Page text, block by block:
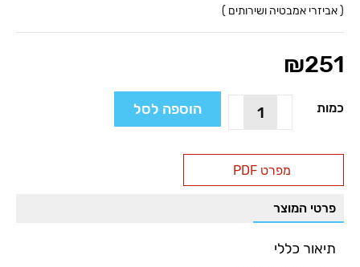
( אביזרי אמבטיה ושירותים )
₪251
כמות
לניקוי
אסלה,
לבן,
מונחת
ריצפתית,
הוספה לסל
פרטי המוצר
תיאור כללי
מפרט PDF